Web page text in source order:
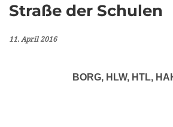
Straße der Schulen
11. April 2016
BORG, HLW, HTL,